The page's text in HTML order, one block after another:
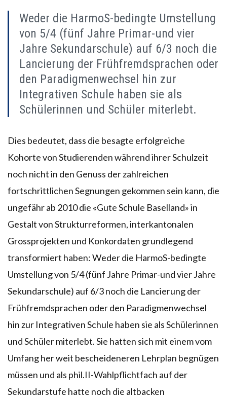
Weder die HarmoS-bedingte Umstellung
von 5/4 (fünf Jahre Primar-und vier
Jahre Sekundarschule) auf 6/3 noch die
Lancierung der Frühfremdsprachen oder
den Paradigmenwechsel hin zur
Integrativen Schule haben sie als
Schülerinnen und Schüler miterlebt.
Dies bedeutet, dass die besagte erfolgreiche
Kohorte von Studierenden während ihrer Schulzeit
noch nicht in den Genuss der zahlreichen
fortschrittlichen Segnungen gekommen sein kann, die
ungefähr ab 2010 die «Gute Schule Baselland» in
Gestalt von Strukturreformen, interkantonalen
Grossprojekten und Konkordaten grundlegend
transformiert haben: Weder die HarmoS-bedingte
Umstellung von 5/4 (fünf Jahre Primar-und vier Jahre
Sekundarschule) auf 6/3 noch die Lancierung der
Frühfremdsprachen oder den Paradigmenwechsel
hin zur Integrativen Schule haben sie als Schülerinnen
und Schüler miterlebt. Sie hatten sich mit einem vom
Umfang her weit bescheideneren Lehrplan begnügen
müssen und als phil.II-Wahlpflichtfach auf der
Sekundarstufe hatte noch die altbacken